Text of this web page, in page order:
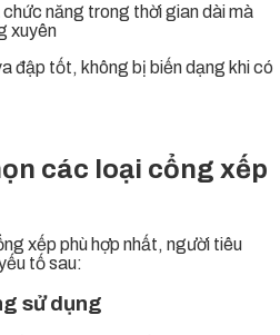
năng trong thời gian dài mà
xuyên
đập tốt, không bị biến dạng khi có
các loại cổng xếp
xếp phù hợp nhất, người tiêu
tố sau:
sử dụng